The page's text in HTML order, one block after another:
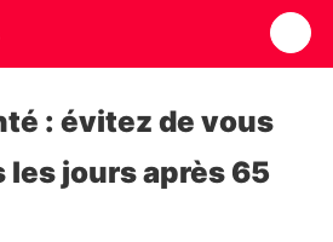
: évitez de vous
jours après 65